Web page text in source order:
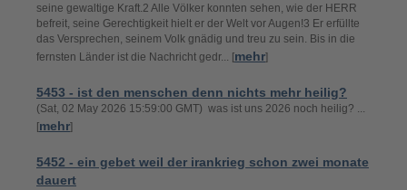
seine gewaltige Kraft.2 Alle Völker konnten sehen, wie der HERR
befreit, seine Gerechtigkeit hielt er der Welt vor Augen!3 Er erfüllte
das Versprechen, seinem Volk gnädig und treu zu sein. Bis in die
fernsten Länder ist die Nachricht gedr... [mehr]
5453 - ist den menschen denn nichts mehr heilig?
(Sat, 02 May 2026 15:59:00 GMT) was ist uns 2026 noch heilig? ...
[mehr]
5452 - ein gebet weil der irankrieg schon zwei monate
dauert